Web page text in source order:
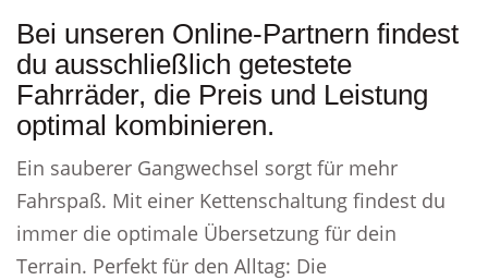
Bei unseren Online-Partnern findest
du ausschließlich getestete
Fahrräder, die Preis und Leistung
optimal kombinieren.
Ein sauberer Gangwechsel sorgt für mehr
Fahrspaß. Mit einer Kettenschaltung findest du
immer die optimale Übersetzung für dein
Terrain. Perfekt für den Alltag: Die